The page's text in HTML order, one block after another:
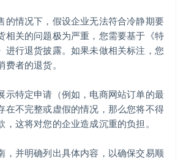
的情况下，假设企业无法符合冷静期要
相关的问题极为严重，您需要基于《特
进行退货披露。如果未做相关标注，您
者的退货。
示特定申请（例如，电商网站订单的最
在不完整或虚假的情况，那么您将不得
，这将对您的企业造成沉重的负担。
，并明确列出具体内容，以确保交易顺